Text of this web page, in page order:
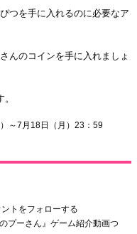
つを手に入れるのに必要なア
んのコインを手に入れましょ
～7月18日（月）23：59
トをフォローする
プーさん』ゲーム紹介動画つ